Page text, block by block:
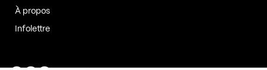
À propos
Infolettre